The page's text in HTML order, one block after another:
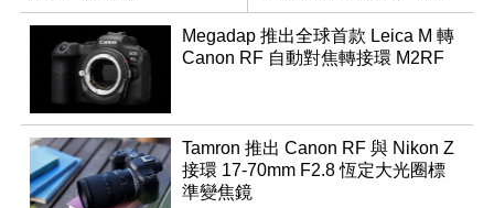
登場
Megadap 推出全球首款 Leica M 轉
Canon RF 自動對焦轉接環 M2RF
Tamron 推出 Canon RF 與 Nikon Z
接環 17-70mm F2.8 恆定大光圈標
準變焦鏡